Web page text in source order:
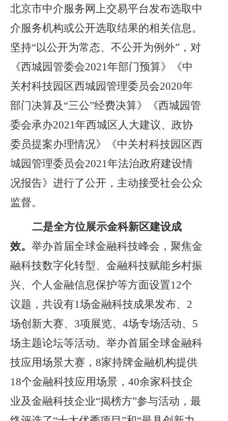
北京市中介服务网上交易平台发布选取中
介服务机构或公开选取结果的相关信息。
坚持“以公开为常态、不公开为例外”，对
《西城园管委会2021年部门预算》《中
关村科技园区西城园管理委员会2020年
部门决算及“三公”经费决算》《西城园管
委会承办2021年西城区人大建议、政协
委员提案办理情况》《中关村科技园区西
城园管理委员会2021年法治政府建设情
况报告》进行了公开，主动接受社会公众
监督。
二是全方位展示金科新区建设成
效。 举办首届全球金融科技峰会，聚焦金
融科技数字化转型、金融科技赋能乡村振
兴、个人金融信息保护等方面设置12个
议题，共设有1场金融科技成果发布、2
场创新大赛、3项展览、4场专场活动、5
场主题论坛等活动。举办首届全球金融科
技应用场景大赛，8家持牌金融机构提供
18个金融科技应用场景，40余家科技企
业及金融科技企业“揭榜方”参与活动，最